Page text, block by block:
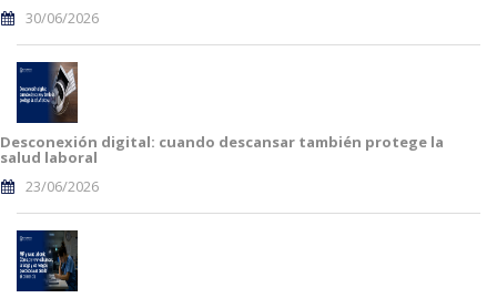
30/06/2026
Desconexión digital: cuando descansar también protege la
salud laboral
23/06/2026